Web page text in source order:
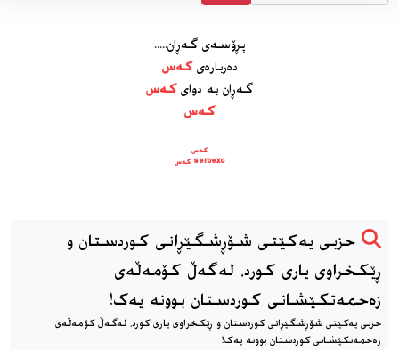
پڕۆسه‌ی گه‌ڕان.....
ده‌رباره‌یکەس
گه‌ڕان به دوایکەس
کەس
کەس
serbexo کەس
حزبی یەکێتی شۆڕشگێڕانی کوردستان و
ڕێکخراوی یاری کورد، له‌گه‌ڵ کۆمەڵەی
زەحمەتکێشانی کوردستان بوونه‌ یه‌ک!
حزبی یەکێتی شۆڕشگێڕانی کوردستان و ڕێکخراوی یاری کورد، له‌گه‌ڵ کۆمەڵەی
زەحمەتکێشانی کوردستان بوونه‌ یه‌ک!